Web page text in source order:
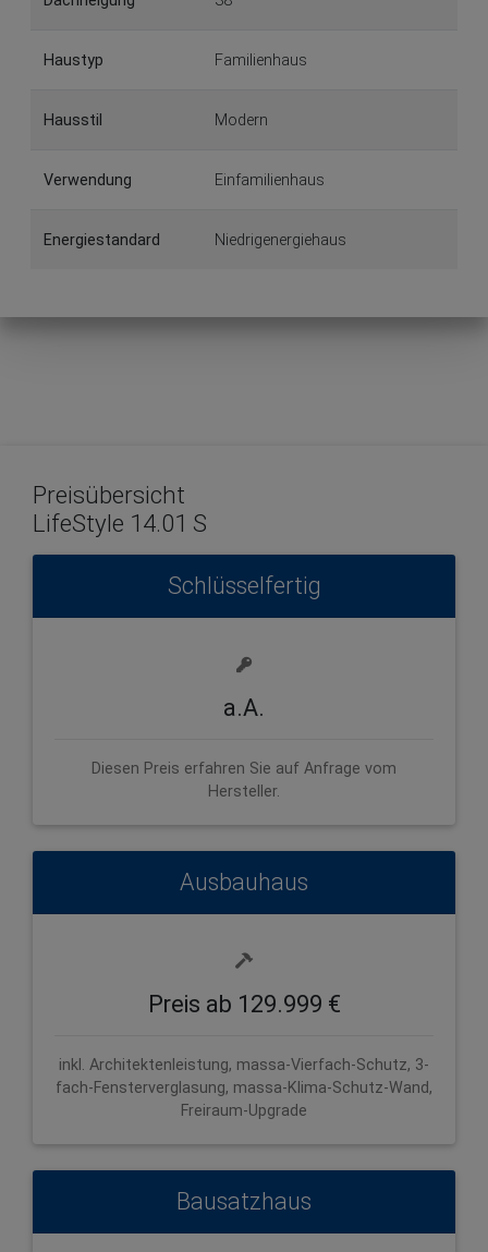
Haustyp Familienhaus
Hausstil Modern
Verwendung Einfamilienhaus
Energiestandard Niedrigenergiehaus
Preisübersicht
LifeStyle 14.01 S
Schlüsselfertig
a.A.
Diesen Preis erfahren Sie auf Anfrage vom
Hersteller.
Ausbauhaus
Preis ab 129.999 €
inkl. Architektenleistung, massa-Vierfach-Schutz, 3-
fach-Fensterverglasung, massa-Klima-Schutz-Wand,
Freiraum-Upgrade
Bausatzhaus